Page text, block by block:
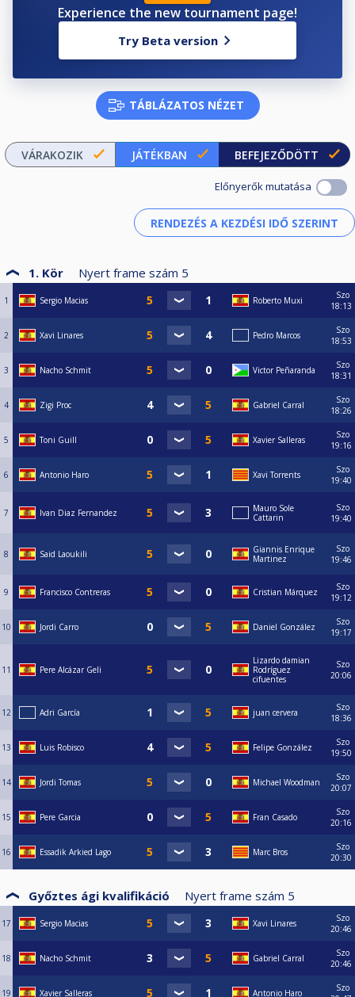
Experience the new tournament page!
Try Beta version
TÁBLÁZATOS NÉZET
VÁRAKOZIK JÁTÉKBAN BEFEJEZŐDÖTT
Előnyerők mutatása
1. Kör Nyert frame szám 5
1 Sergio Macias Roberto Muxi
Szo
18:13
2 Xavi Linares Pedro Marcos
Szo
18:53
3 Nacho Schmit Victor Peñaranda
Szo
18:31
4 Zigi Proc Gabriel Carral
Szo
18:26
5 Toni Guill Xavier Salleras
Szo
19:16
6 Antonio Haro Xavi Torrents
Szo
19:40
7 Ivan Diaz Fernandez
Mauro Sole
Cattarin
Szo
19:40
8 Said Laoukili
Giannis Enrique
Martinez
Szo
19:46
9 Francisco Contreras Cristian Márquez
Szo
19:12
10 Jordi Carro Daniel González
Szo
19:17
11 Pere Alcázar Geli
Lizardo damian
Rodríguez
cifuentes
Szo
20:06
12 Adri García juan cervera
Szo
18:36
13 Luis Robisco Felipe González
Szo
19:50
14 Jordi Tomas Michael Woodman
Szo
20:07
15 Pere Garcia Fran Casado
Szo
20:16
16 Essadik Arkied Lago Marc Bros
Szo
20:30
Győztes ági kvalifikáció Nyert frame szám 5
17 Sergio Macias Xavi Linares
Szo
20:46
18 Nacho Schmit Gabriel Carral
Szo
20:46
19 Xavier Salleras Antonio Haro
Szo